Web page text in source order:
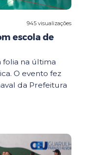
945 visualizações
escola de
folia na última
O evento fez
da Prefeitura